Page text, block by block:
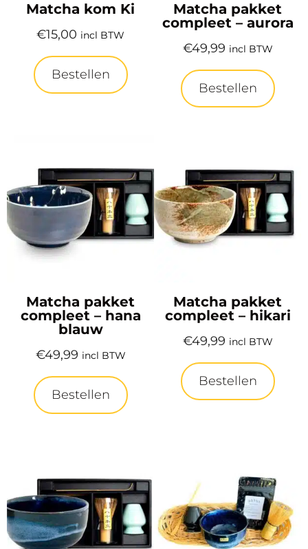
Matcha kom Ki
€15,00 incl BTW
Bestellen
Matcha pakket
compleet – aurora
€49,99 incl BTW
Bestellen
Matcha pakket
compleet – hana
blauw
€49,99 incl BTW
Bestellen
Matcha pakket
compleet – hikari
€49,99 incl BTW
Bestellen